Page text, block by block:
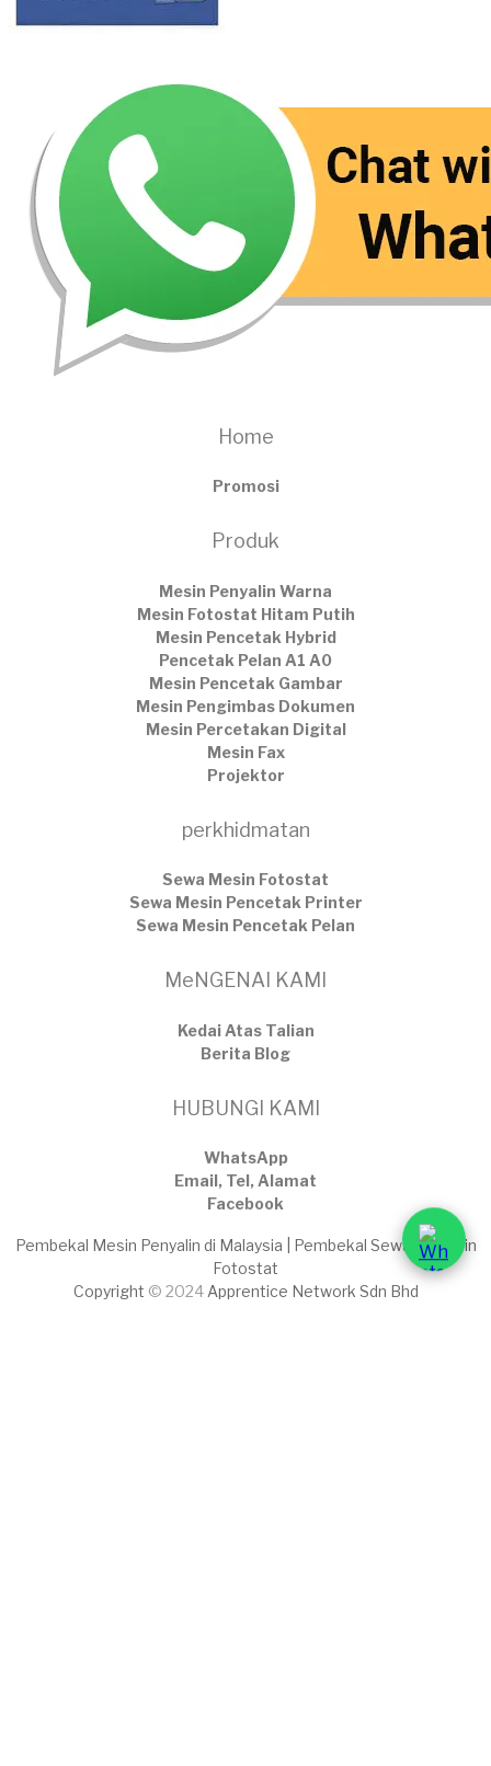
Home
Promosi
Produk
Mesin Penyalin Warna
Mesin Fotostat Hitam Putih
Mesin Pencetak Hybrid
Pencetak Pelan A1 A0
Mesin Pencetak Gambar
Mesin Pengimbas Dokumen
Mesin Percetakan Digital
Mesin Fax
Projektor
perkhidmatan
Sewa Mesin Fotostat
Sewa Mesin Pencetak Printer
Sewa Mesin Pencetak Pelan
MeNGENAI KAMI
Kedai Atas Talian
​Berita Blog
HUBUNGI KAMI
WhatsApp
Email, Tel, Alamat
Facebook
Pembekal Mesin Penyalin di Malaysia | Pembekal Sewaan Mesin
Fotostat
Copyright © 2024 Apprentice Network Sdn Bhd